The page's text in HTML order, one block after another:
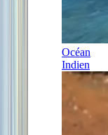
Océan
Indien